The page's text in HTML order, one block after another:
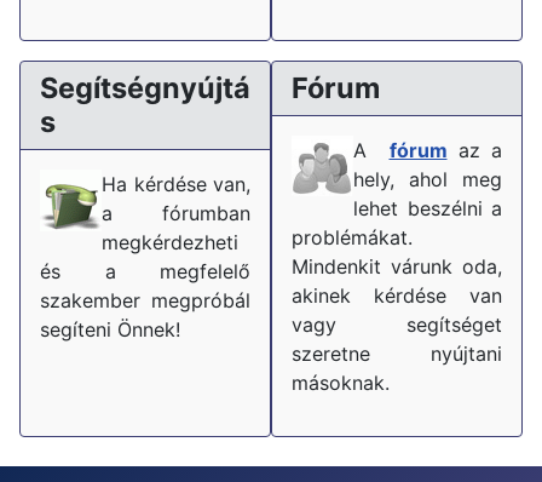
Segítségnyújtá
s
Ha kérdése van,
a fórumban
megkérdezheti
és a megfelelő
szakember megpróbál
segíteni Önnek!
Fórum
A fórum az a
hely, ahol meg
lehet beszélni a
problémákat.
Mindenkit várunk oda,
akinek kérdése van
vagy segítséget
szeretne nyújtani
másoknak.